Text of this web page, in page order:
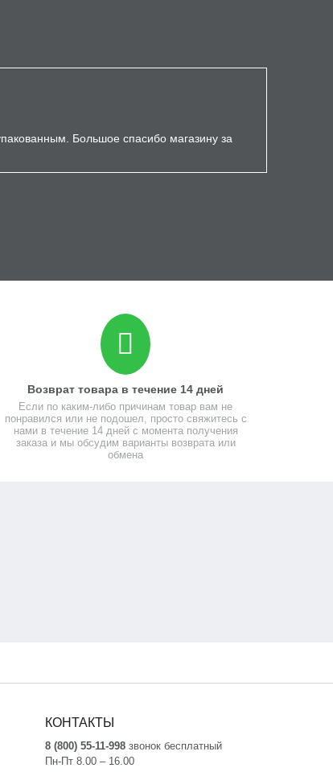
Большое спасибо магазину за
Возврат товара в течение 14 дней
Если по каким-либо причинам товар вам не
понравился или не подошел, просто свяжитесь с
нами в течение 14 дней с момента получения
заказа и мы обсудим варианты возврата или
обмена
КОНТАКТЫ
8 (800) 55-11-998звонок бесплатный
Пн-Пт 8.00 – 16.00